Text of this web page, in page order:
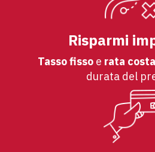
Risparmi
Tasso fissoe rata
durata del